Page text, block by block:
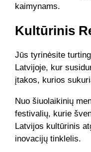
kaimynams.
Kultūrinis
Jūs tyrinėsite
Latvijoje, kur
įtakos, kurios
Nuo šiuolaikinių
festivalių, kurie
Latvijos kultūrinis
inovacijų tinklelis.